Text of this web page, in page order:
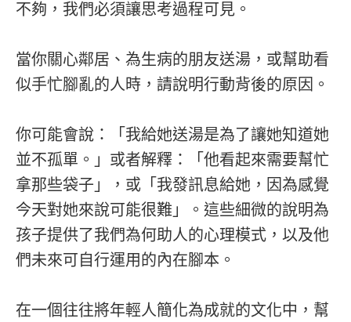
不夠，我們必須讓思考過程可見。
當你關心鄰居、為生病的朋友送湯，或幫助看
似手忙腳亂的人時，請說明行動背後的原因。
你可能會說：「我給她送湯是為了讓她知道她
並不孤單。」或者解釋：「他看起來需要幫忙
拿那些袋子」，或「我發訊息給她，因為感覺
今天對她來說可能很難」。這些細微的說明為
孩子提供了我們為何助人的心理模式，以及他
們未來可自行運用的內在腳本。
在一個往往將年輕人簡化為成就的文化中，幫